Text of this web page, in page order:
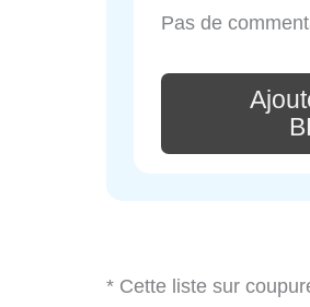
Pas de
* Cette liste sur